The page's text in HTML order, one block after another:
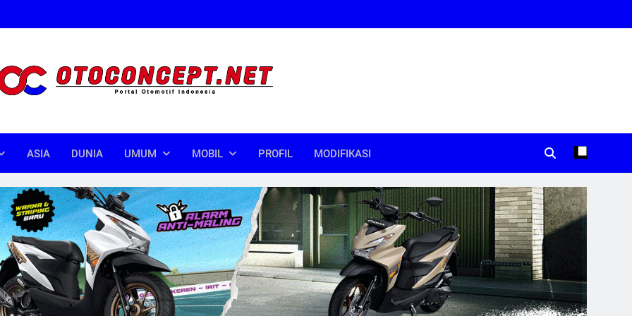
ASIA DUNIA UMUM MOBIL PROFIL MODIFIKASI